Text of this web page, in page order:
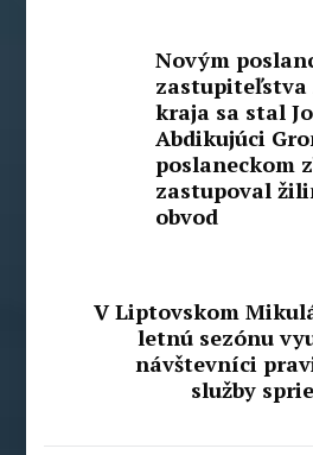
Novým
kraja sa stal
Abdikujúci
poslaneckom
zastupoval
obvod
V Liptovskom
letnú sezónu
návštevníci
služby